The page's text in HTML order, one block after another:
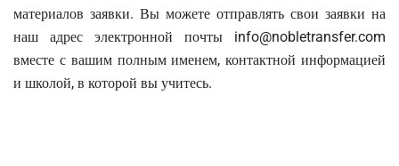
материалов заявки. Вы можете отправлять свои заявки на
наш адрес электронной почты info@nobletransfer.com
вместе с вашим полным именем, контактной информацией
и школой, в которой вы учитесь.